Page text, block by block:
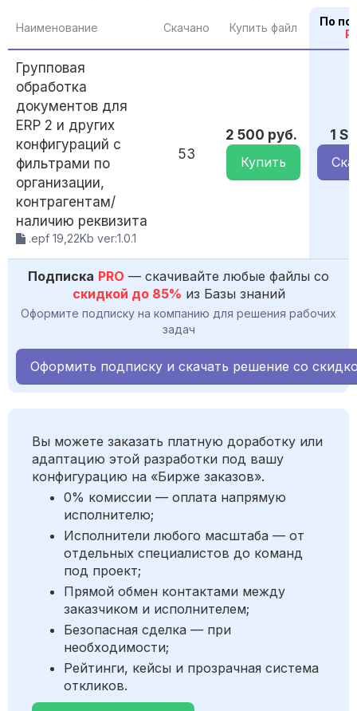
Наименование Скачано Купить файл
По
Групповая
обработка
документов для
ERP 2 и других
конфигураций с
фильтрами по
организации,
контрагентам/
наличию реквизита
.epf 19,22Kb ver:1.0.1
53
2 500 руб.
Купить
1
Подписка PRO — скачивайте любые файлы со
скидкой до 85% из Базы знаний
Оформите подписку на компанию для решения рабочих
задач
Оформить подписку и скачать решение со
Вы можете заказать платную доработку или
адаптацию этой разработки под вашу
конфигурацию на «Бирже заказов».
0% комиссии — оплата напрямую
исполнителю;
Исполнители любого масштаба — от
отдельных специалистов до команд
под проект;
Прямой обмен контактами между
заказчиком и исполнителем;
Безопасная сделка — при
необходимости;
Рейтинги, кейсы и прозрачная система
откликов.